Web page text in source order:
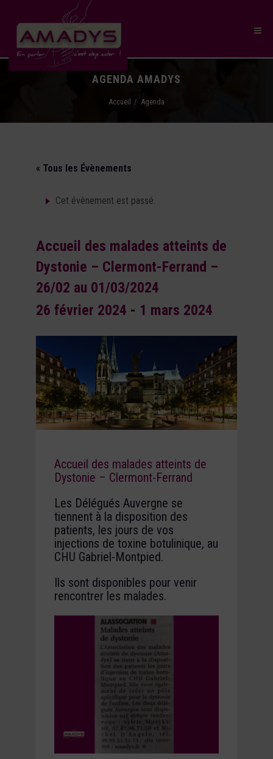
AGENDA AMADYS
Accueil Agenda
« Tous les Évènements
Cet évènement est passé.
Accueil des malades atteints de
Dystonie – Clermont-Ferrand –
26/02 au 01/03/2024
26 février 2024 - 1 mars 2024
Accueil des malades atteints de
Dystonie – Clermont-Ferrand
Les Délégués Auvergne se
tiennent à la disposition des
patients, les jours de vos
injections de toxine botulinique, au
CHU Gabriel-Montpied.
Ils sont disponibles pour venir
rencontrer les malades.